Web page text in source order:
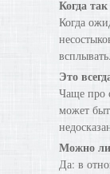
Когда
Когда
всплывать.
Это
Чаще про
может
Можно ли
Да: в